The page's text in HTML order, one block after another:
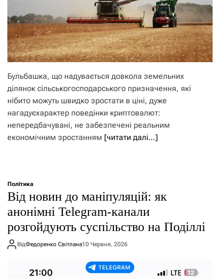
Бульбашка, що надувається довкола земельних
ділянок сільськогосподарського призначення, які
нібито можуть швидко зростати в ціні, дуже
нагадуєхарактер поведінки криптовалют:
непередбачувані, не забезпечені реальним
економічним зростанням [читати далі…]
Політика
Від новин до маніпуляцій: як
анонімні Telegram-канали
розгойдують суспільство на Поділлі
ВідФедоренко Світлана10 Червня, 2026